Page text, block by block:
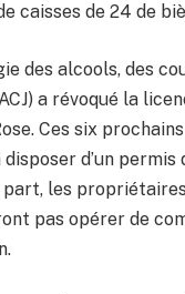
caisses de 24 de
des alcools, des
a révoqué la
Ces six
d’un permis
part, les
pas opérer de